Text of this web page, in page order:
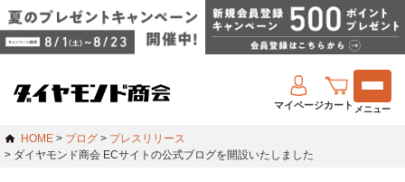
マイページカート メニュー
HOME ブログ
プレスリリース
ダイヤモンド商会 ECサイトの公式ブログを開設いたしました